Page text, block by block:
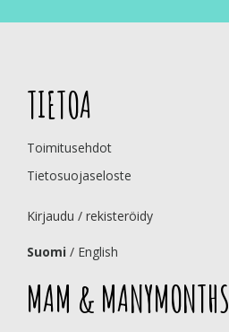
TIETOA
Toimitusehdot
Tietosuojaseloste
Kirjaudu / rekisteröidy
Suomi / English
MAM & MANYMONTHS